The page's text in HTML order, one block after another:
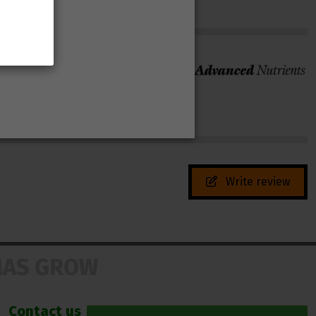
Write review
Contact us